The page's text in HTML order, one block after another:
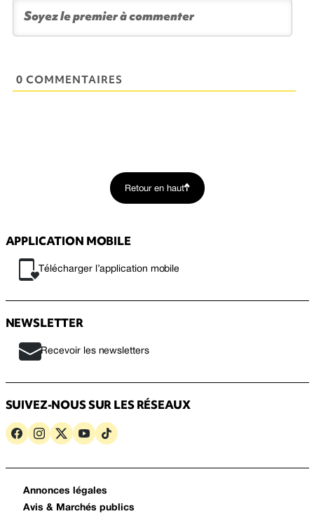
0 COMMENTAIRES
Retour en haut
APPLICATION MOBILE
Télécharger l’application mobile
NEWSLETTER
Recevoir les newsletters
SUIVEZ-NOUS SUR LES RÉSEAUX
Annonces légales
Avis & Marchés publics